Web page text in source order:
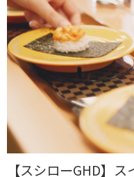
【スシローGHD】